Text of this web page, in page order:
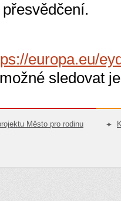
europa.eu/
sledovat
Město pro rodinu